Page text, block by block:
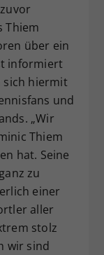
Thiem
über ein
informiert
sich hiermit
und
„Wir
Thiem
hat. Seine
zu
einer
aller
stolz
wir sind